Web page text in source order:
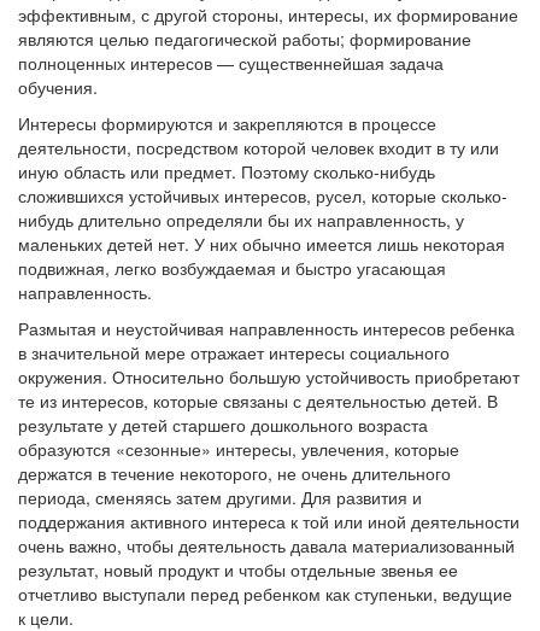
эффективным, с другой стороны, интересы, их формирование
являются целью педагогической работы; формирование
полноценных интересов — существеннейшая задача
обучения.
Интересы формируются и закрепляются в процессе
деятельности, посредством которой человек входит в ту или
иную область или предмет. Поэтому сколько-нибудь
сложившихся устойчивых интересов, русел, которые сколько-
нибудь длительно определяли бы их направленность, у
маленьких детей нет. У них обычно имеется лишь некоторая
подвижная, легко возбуждаемая и быстро угасающая
направленность.
Размытая и неустойчивая направленность интересов ребенка
в значительной мере отражает интересы социального
окружения. Относительно большую устойчивость приобретают
те из интересов, которые связаны с деятельностью детей. В
результате у детей старшего дошкольного возраста
образуются «сезонные» интересы, увлечения, которые
держатся в течение некоторого, не очень длительного
периода, сменяясь затем другими. Для развития и
поддержания активного интереса к той или иной деятельности
очень важно, чтобы деятельность давала материализованный
результат, новый продукт и чтобы отдельные звенья ее
отчетливо выступали перед ребенком как ступеньки, ведущие
к цели.